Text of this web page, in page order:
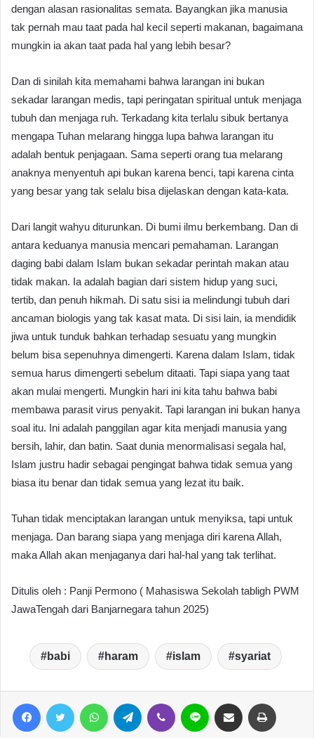
dengan alasan rasionalitas semata. Bayangkan jika manusia
tak pernah mau taat pada hal kecil seperti makanan, bagaimana
mungkin ia akan taat pada hal yang lebih besar?
Dan di sinilah kita memahami bahwa larangan ini bukan
sekadar larangan medis, tapi peringatan spiritual untuk menjaga
tubuh dan menjaga ruh. Terkadang kita terlalu sibuk bertanya
mengapa Tuhan melarang hingga lupa bahwa larangan itu
adalah bentuk penjagaan. Sama seperti orang tua melarang
anaknya menyentuh api bukan karena benci, tapi karena cinta
yang besar yang tak selalu bisa dijelaskan dengan kata-kata.
Dari langit wahyu diturunkan. Di bumi ilmu berkembang. Dan di
antara keduanya manusia mencari pemahaman. Larangan
daging babi dalam Islam bukan sekadar perintah makan atau
tidak makan. Ia adalah bagian dari sistem hidup yang suci,
tertib, dan penuh hikmah. Di satu sisi ia melindungi tubuh dari
ancaman biologis yang tak kasat mata. Di sisi lain, ia mendidik
jiwa untuk tunduk bahkan terhadap sesuatu yang mungkin
belum bisa sepenuhnya dimengerti. Karena dalam Islam, tidak
semua harus dimengerti sebelum ditaati. Tapi siapa yang taat
akan mulai mengerti. Mungkin hari ini kita tahu bahwa babi
membawa parasit virus penyakit. Tapi larangan ini bukan hanya
soal itu. Ini adalah panggilan agar kita menjadi manusia yang
bersih, lahir, dan batin. Saat dunia menormalisasi segala hal,
Islam justru hadir sebagai pengingat bahwa tidak semua yang
biasa itu benar dan tidak semua yang lezat itu baik.
Tuhan tidak menciptakan larangan untuk menyiksa, tapi untuk
menjaga. Dan barang siapa yang menjaga diri karena Allah,
maka Allah akan menjaganya dari hal-hal yang tak terlihat.
Ditulis oleh : Panji Permono ( Mahasiswa Sekolah tabligh PWM
JawaTengah dari Banjarnegara tahun 2025)
babi haram islam syariat
Facebook Twitter WhatsApp Telegram Viber Line Share via Email